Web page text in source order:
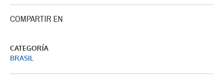
COMPARTIR EN
CATEGORÍA
BRASIL